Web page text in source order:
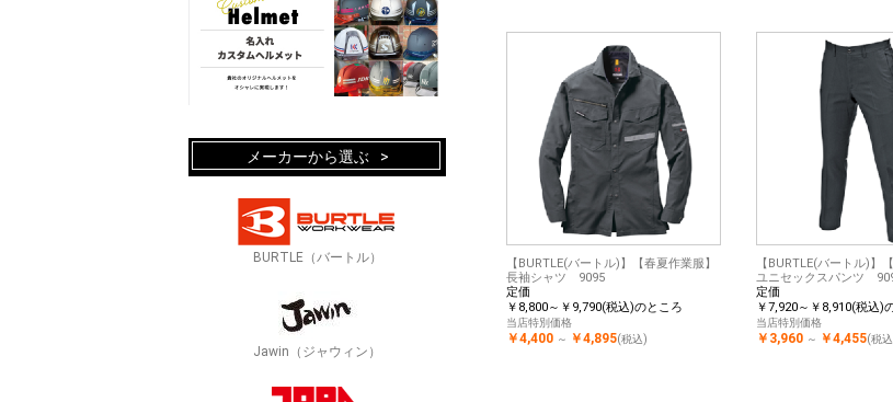
【BURTLE(バートル)】【春夏作業服】
長袖シャツ 9095
定価
￥8,800～￥9,790(税込)のところ
当店特別価格
￥4,400 ～ ￥4,895(税込)
【BURTLE(バートル)】
ユニセックスパンツ
定価
￥7,920～￥8,910(税込)
当店特別価格
￥3,960 ～ ￥4,455(税
メーカーから選ぶ
BURTLE（バートル）
Jawin（ジャウィン）